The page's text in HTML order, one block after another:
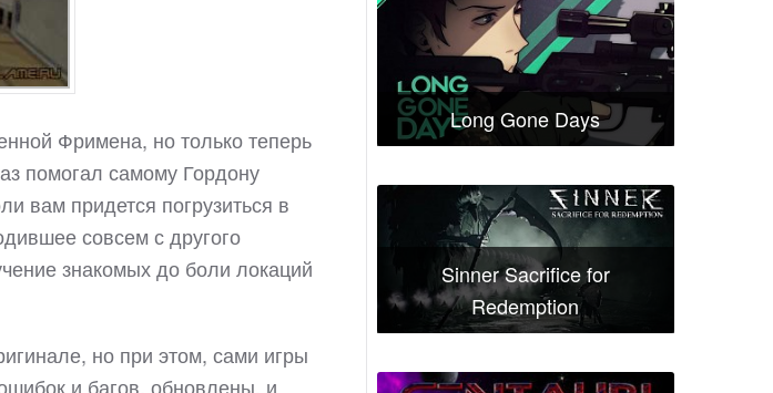
Фримена, но только теперь
помогал самому Гордону
вам придется погрузиться в
совсем с другого
знакомых до боли локаций
но при этом, сами игры
и багов, обновлены, и
Long Gone Days
Sinner Sacrifice for
Redemption